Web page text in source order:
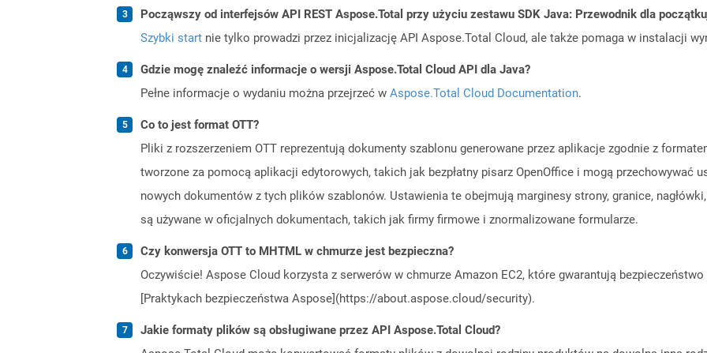
Począwszy od interfejsów API REST Aspose.Total przy użyciu zestawu SDK Java: Przewodnik dla
Szybki start nie tylko prowadzi przez inicjalizację API Aspose.Total Cloud, ale także pomaga w instalacji
Gdzie mogę znaleźć informacje o wersji Aspose.Total Cloud API dla Java?
Pełne informacje o wydaniu można przejrzeć w Aspose.Total Cloud Documentation.
Co to jest format OTT?
Pliki z rozszerzeniem OTT reprezentują dokumenty szablonu generowane przez aplikacje zgodnie z
tworzone za pomocą aplikacji edytorowych, takich jak bezpłatny pisarz OpenOffice i mogą przechowywać
nowych dokumentów z tych plików szablonów. Ustawienia te obejmują marginesy strony, granice,
są używane w oficjalnych dokumentach, takich jak firmy firmowe i znormalizowane formularze.
Czy konwersja OTT to MHTML w chmurze jest bezpieczna?
Oczywiście! Aspose Cloud korzysta z serwerów w chmurze Amazon EC2, które gwarantują
[Praktykach bezpieczeństwa Aspose](https://about.aspose.cloud/security).
Jakie formaty plików są obsługiwane przez API Aspose.Total Cloud?